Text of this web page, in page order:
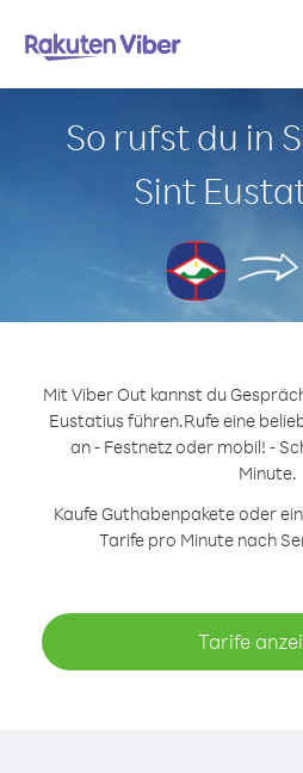
So rufst du in
Sint
Mit Viber Out kannst du
Eustatius führen.Rufe eine
an - Festnetz oder mobil! -
Minute.
Kaufe Guthabenpakete oder
Tarife pro Minute nach
Tarife